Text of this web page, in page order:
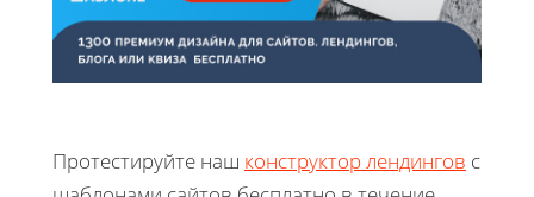
Протестируйте наш конструктор лендингов с